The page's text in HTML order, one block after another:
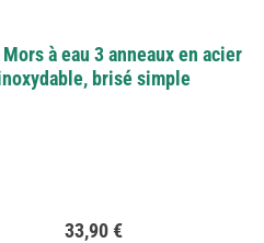
Mors à eau 3 anneaux en acier
brisé simple
Prix régulier :
33,90 €